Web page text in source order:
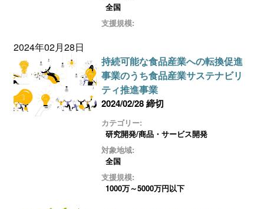
全国
支援規模:
2024年02月28日
持続可能な食品産業への転換促進
事業のうち食品産業サステナビリ
ティ推進事業
2024/02/28 締切
カテゴリー:
研究開発/商品・サービス開発
対象地域:
全国
支援規模:
1000万～5000万円以下